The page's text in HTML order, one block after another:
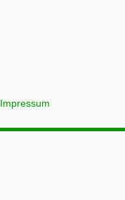
Impressum